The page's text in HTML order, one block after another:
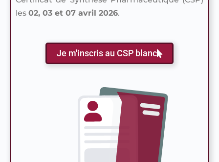
les 02, 03 et 07 avril 2026.
Je m'inscris au CSP blanc